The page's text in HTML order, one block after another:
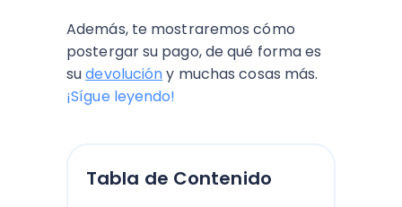
Además, te mostraremos cómo
postergar su pago, de qué forma es
sudevolucióny muchas cosas más.
¡Sígue leyendo!
Tabla de Contenido